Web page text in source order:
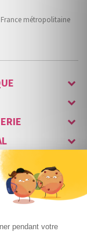
métropolitaine